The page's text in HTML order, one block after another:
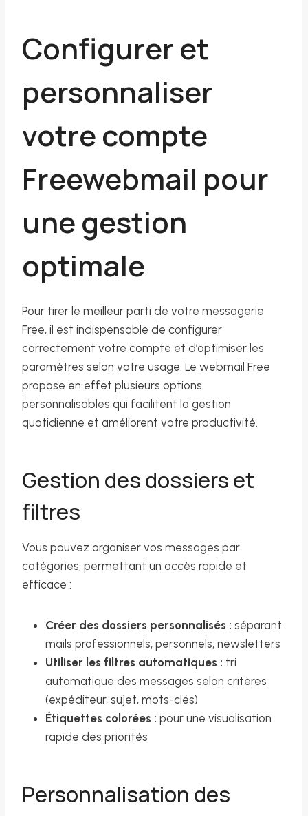
Configurer et
personnaliser
votre compte
Freewebmail pour
une gestion
optimale
Pour tirer le meilleur parti de votre messagerie
Free, il est indispensable de configurer
correctement votre compte et d’optimiser les
paramètres selon votre usage. Le webmail Free
propose en effet plusieurs options
personnalisables qui facilitent la gestion
quotidienne et améliorent votre productivité.
Gestion des dossiers et
filtres
Vous pouvez organiser vos messages par
catégories, permettant un accès rapide et
efficace :
Créer des dossiers personnalisés : séparant
mails professionnels, personnels, newsletters
Utiliser les filtres automatiques : tri
automatique des messages selon critères
(expéditeur, sujet, mots-clés)
Étiquettes colorées : pour une visualisation
rapide des priorités
Personnalisation des